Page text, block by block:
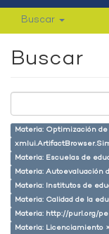
Buscar
Buscar
Materia: Optimización
Materia: Escuelas de
Materia: Autoevaluación
Materia: Institutos de
Materia: Calidad de la
Materia: http://purl.org/
Materia: Licenciamiento ×